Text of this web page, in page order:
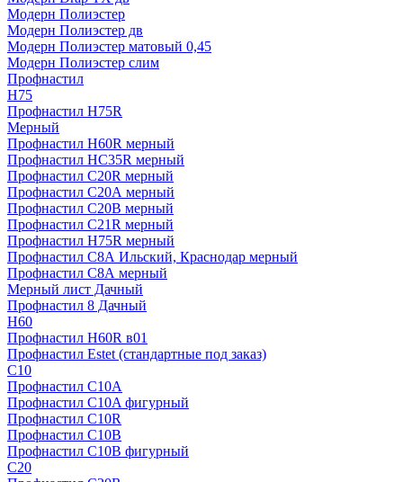
Модерн Полиэстер
Модерн Полиэстер дв
Модерн Полиэстер матовый 0,45
Модерн Полиэстер слим
Профнастил
H75
Профнастил H75R
Мерный
Профнастил H60R мерный
Профнастил HC35R мерный
Профнастил С20R мерный
Профнастил С20А мерный
Профнастил С20В мерный
Профнастил С21R мерный
Профнастил Н75R мерный
Профнастил С8А Ильский, Краснодар мерный
Профнастил С8А мерный
Мерный лист Дачный
Профнастил 8 Дачный
Н60
Профнастил H60R в01
Профнастил Estet (стандартные под заказ)
C10
Профнастил С10A
Профнастил С10A фигурный
Профнастил С10R
Профнастил С10В
Профнастил С10В фигурный
C20